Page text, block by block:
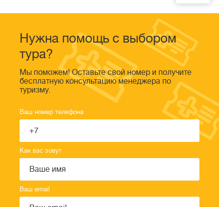
Нужна помощь с выбором
тура?
Мы поможем! Оставьте свой номер и получите
бесплатную консультацию менеджера по
туризму.
Ваш номер телефона
Как вас зовут
Ваш email